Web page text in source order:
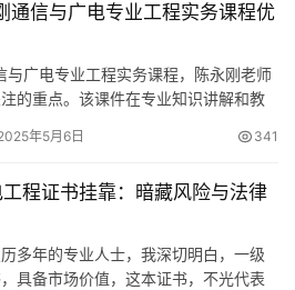
通信与广电专业工程实务课程优
广电专业工程实务课程，陈永刚老师
的重点。该课件在专业知识讲解和教
年5月6日 341
程证书挂靠：暗藏风险与法律
多年的专业人士，我深切明白，一级
具备市场价值，这本证书，不光代表